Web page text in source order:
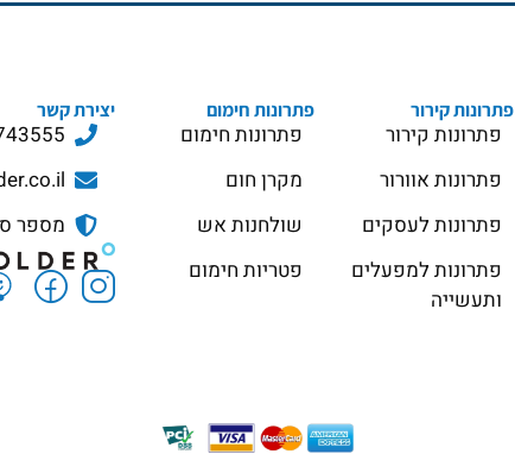
פתרונות קירור
פתרונות קירור
פתרונות אוורור
פתרונות לעסקים
פתרונות למפעלים
ותעשייה
פתרונות חימום
פתרונות חימום
מקרן חום
שולחנות אש
פטריות חימום
יצירת קשר
מספר ספק